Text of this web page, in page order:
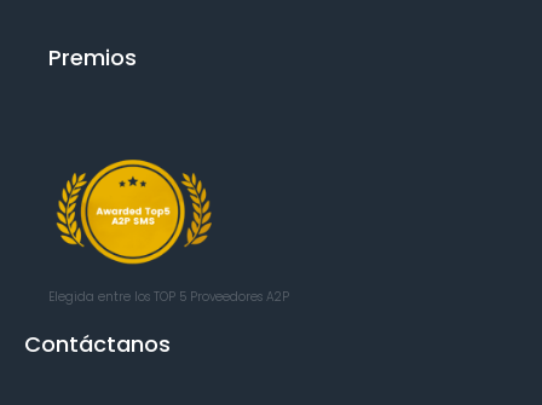
Premios
Elegida entre los TOP 5 Proveedores A2P
Contáctanos